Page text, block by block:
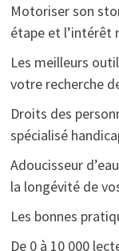
Motoriser son
étape et l’intérêt
Les meilleurs
votre recherche
Droits des
spécialisé
Adoucisseur
la longévité de
Les bonnes
De 0 à 10 000